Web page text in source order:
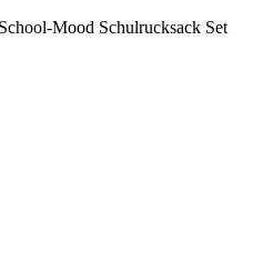
Mood Schulrucksack Set